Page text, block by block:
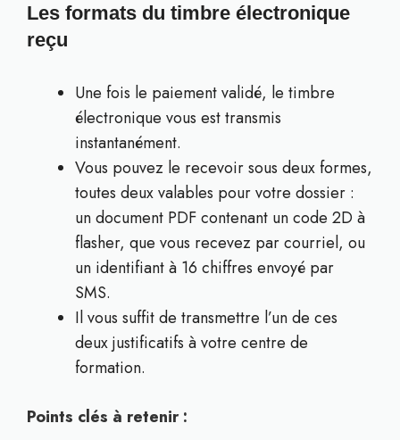
Les formats du timbre électronique
reçu
Une fois le paiement validé, le timbre
électronique vous est transmis
instantanément.
Vous pouvez le recevoir sous deux formes,
toutes deux valables pour votre dossier :
un document PDF contenant un code 2D à
flasher, que vous recevez par courriel, ou
un identifiant à 16 chiffres envoyé par
SMS.
Il vous suffit de transmettre l’un de ces
deux justificatifs à votre centre de
formation.
Points clés à retenir :